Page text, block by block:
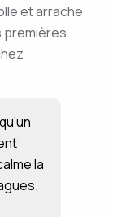
et arrache
premières
la